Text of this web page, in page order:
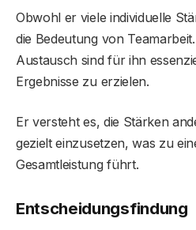
Obwohl er viele individuelle
die Bedeutung von
Austausch sind für ihn
Ergebnisse zu erzielen.
Er versteht es, die Stärken
gezielt einzusetzen, was zu
Gesamtleistung führt.
Entscheidungsfindung